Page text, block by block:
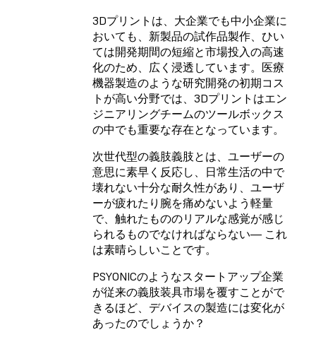
3Dプリントは、大企業でも中小企業に
おいても、新製品の試作品製作、ひい
ては開発期間の短縮と市場投入の高速
化のため、広く浸透しています。医療
機器製造のような研究開発の初期コス
トが高い分野では、3Dプリントはエン
ジニアリングチームのツールボックス
の中でも重要な存在となっています。
次世代型の義肢義肢とは、ユーザーの
意思に素早く反応し、日常生活の中で
壊れない十分な耐久性があり、ユーザ
ーが疲れたり腕を痛めないよう軽量
で、触れたもののリアルな感覚が感じ
られるものでなければならない― これ
は素晴らしいことです。
PSYONICのようなスタートアップ企業
が従来の義肢装具市場を覆すことがで
きるほど、デバイスの製造には変化が
あったのでしょうか？